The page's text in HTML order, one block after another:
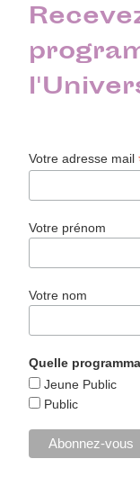
Votre adresse mail
Votre prénom
Votre nom
Quelle
Jeune Public
Public